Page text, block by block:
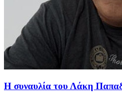
Η συναυλία του Λάκη